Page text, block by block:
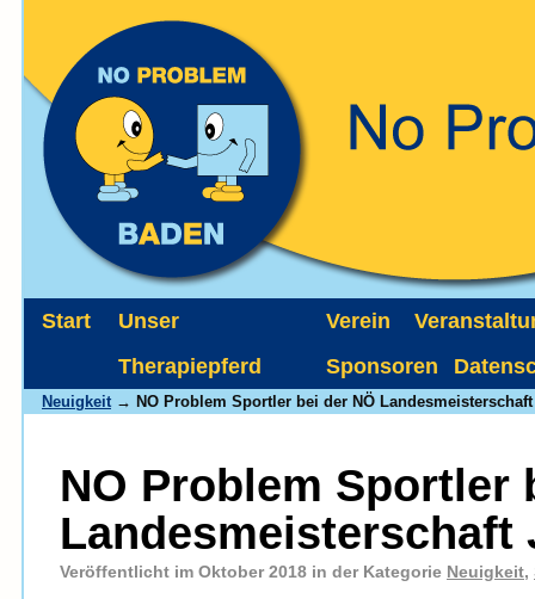
Start
Unser
Therapiepferd
Verein
Sponsoren
Neuigkeit → NO Problem Sportler bei der NÖ
NO Problem Sportler
Landesmeisterschaft
Veröffentlicht im Oktober 2018 in der Kategorie Neuigkeit,